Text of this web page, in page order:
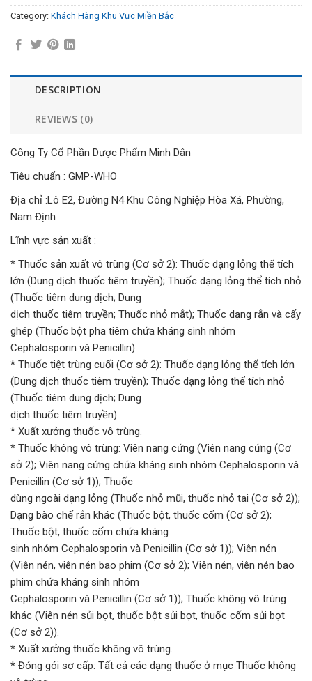
Category: Khách Hàng Khu Vực Miền Bắc
DESCRIPTION
REVIEWS (0)
Công Ty Cổ Phần Dược Phẩm Minh Dân
Tiêu chuẩn : GMP-WHO
Địa chỉ :Lô E2, Đường N4 Khu Công Nghiệp Hòa Xá, Phường,
Nam Định
Lĩnh vực sản xuất :
* Thuốc sản xuất vô trùng (Cơ sở 2): Thuốc dạng lỏng thể tích
lớn (Dung dịch thuốc tiêm truyền); Thuốc dạng lỏng thể tích nhỏ
(Thuốc tiêm dung dịch; Dung
dịch thuốc tiêm truyền; Thuốc nhỏ mắt); Thuốc dạng rắn và cấy
ghép (Thuốc bột pha tiêm chứa kháng sinh nhóm
Cephalosporin và Penicillin).
* Thuốc tiệt trùng cuối (Cơ sở 2): Thuốc dạng lỏng thể tích lớn
(Dung dịch thuốc tiêm truyền); Thuốc dạng lỏng thể tích nhỏ
(Thuốc tiêm dung dịch; Dung
dịch thuốc tiêm truyền).
* Xuất xưởng thuốc vô trùng.
* Thuốc không vô trùng: Viên nang cứng (Viên nang cứng (Cơ
sở 2); Viên nang cứng chứa kháng sinh nhóm Cephalosporin và
Penicillin (Cơ sở 1)); Thuốc
dùng ngoài dạng lỏng (Thuốc nhỏ mũi, thuốc nhỏ tai (Cơ sở 2));
Dạng bào chế rắn khác (Thuốc bột, thuốc cốm (Cơ sở 2);
Thuốc bột, thuốc cốm chứa kháng
sinh nhóm Cephalosporin và Penicillin (Cơ sở 1)); Viên nén
(Viên nén, viên nén bao phim (Cơ sở 2); Viên nén, viên nén bao
phim chứa kháng sinh nhóm
Cephalosporin và Penicillin (Cơ sở 1)); Thuốc không vô trùng
khác (Viên nén sủi bọt, thuốc bột sủi bọt, thuốc cốm sủi bọt
(Cơ sở 2)).
* Xuất xưởng thuốc không vô trùng.
* Đóng gói sơ cấp: Tất cả các dạng thuốc ở mục Thuốc không